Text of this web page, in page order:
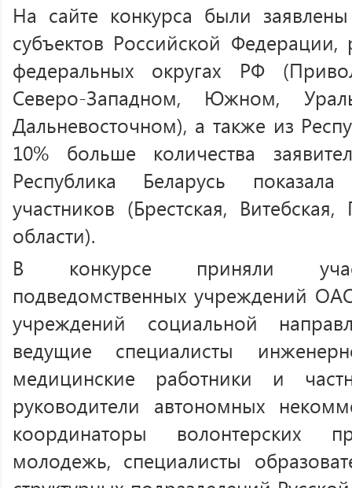
На сайте конкурса были
субъектов Российской
федеральных округах РФ
Северо-Западном, Южном,
Дальневосточном), а также из
10% больше количества
Республика Беларусь
участников (Брестская,
области).
В конкурсе приняли
подведомственных учреждений
учреждений социальной
ведущие специалисты
медицинские работники и
руководители автономных
координаторы волонтерских
молодежь, специалисты